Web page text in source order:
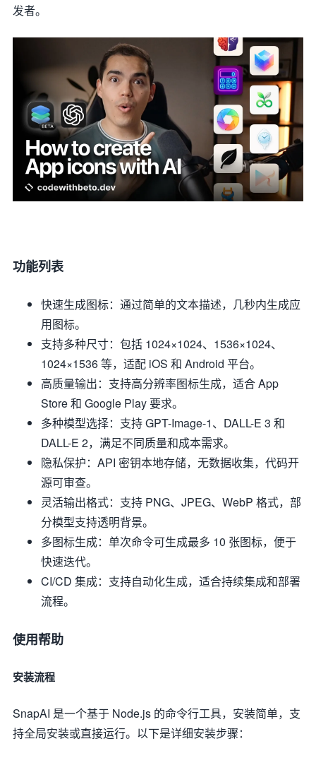
发者。
功能列表
快速生成图标：通过简单的文本描述，几秒内生成应
用图标。
支持多种尺寸：包括 1024×1024、1536×1024、
1024×1536 等，适配 iOS 和 Android 平台。
高质量输出：支持高分辨率图标生成，适合 App
Store 和 Google Play 要求。
多种模型选择：支持 GPT-Image-1、DALL-E 3 和
DALL-E 2，满足不同质量和成本需求。
隐私保护：API 密钥本地存储，无数据收集，代码开
源可审查。
灵活输出格式：支持 PNG、JPEG、WebP 格式，部
分模型支持透明背景。
多图标生成：单次命令可生成最多 10 张图标，便于
快速迭代。
CI/CD 集成：支持自动化生成，适合持续集成和部署
流程。
使用帮助
安装流程
SnapAI 是一个基于 Node.js 的命令行工具，安装简单，支
持全局安装或直接运行。以下是详细安装步骤：